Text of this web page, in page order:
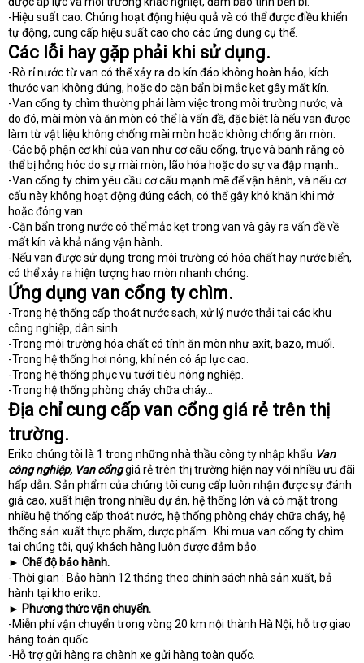
-Hiệu suất cao: Chúng hoạt động hiệu quả và có thể được điều khiển
tự động, cung cấp hiệu suất cao cho các ứng dụng cụ thể.
Các lỗi hay gặp phải khi sử dụng.
-Rò rỉ nước từ van có thể xảy ra do kín đáo không hoàn hảo, kích
thước van không đúng, hoặc do cặn bẩn bị mắc kẹt gây mất kín.
-Van cổng ty chìm thường phải làm việc trong môi trường nước, và
do đó, mài mòn và ăn mòn có thể là vấn đề, đặc biệt là nếu van được
làm từ vật liệu không chống mài mòn hoặc không chống ăn mòn.
-Các bộ phận cơ khí của van như cơ cấu cổng, trục và bánh răng có
thể bị hỏng hóc do sự mài mòn, lão hóa hoặc do sự va đập mạnh..
-Van cổng ty chìm yêu cầu cơ cấu mạnh mẽ để vận hành, và nếu cơ
cấu này không hoạt động đúng cách, có thể gây khó khăn khi mở
hoặc đóng van.
-Cặn bẩn trong nước có thể mắc kẹt trong van và gây ra vấn đề về
mất kín và khả năng vận hành.
-Nếu van được sử dụng trong môi trường có hóa chất hay nước biển,
có thể xảy ra hiện tượng hao mòn nhanh chóng.
Ứng dụng van cổng ty chìm.
-Trong hệ thống cấp thoát nước sạch, xử lý nước thải tại các khu
công nghiệp, dân sinh.
-Trong môi trường hóa chất có tính ăn mòn như axit, bazo, muối.
-Trong hệ thống hơi nóng, khí nén có áp lực cao.
-Trong hệ thống phục vụ tưới tiêu nông nghiệp.
-Trong hệ thống phòng cháy chữa cháy…
Địa chỉ cung cấp van cổng giá rẻ trên thị
trường.
Eriko chúng tôi là 1 trong những nhà thầu công ty nhập khẩu Van
công nghiệp, Van cổnggiá rẻ trên thị trường hiện nay với nhiều ưu đãi
hấp dẫn. Sản phẩm của chúng tôi cung cấp luôn nhận được sự đánh
giá cao, xuất hiện trong nhiều dự án, hệ thống lớn và có mặt trong
nhiều hệ thống cấp thoát nước, hệ thống phòng cháy chữa cháy, hệ
thống sản xuất thực phẩm, dược phẩm…Khi mua van cổng ty chìm
tại chúng tôi, quý khách hàng luôn được đảm bảo.
► Chế độ bảo hành.
-Thời gian : Bảo hành 12 tháng theo chính sách nhà sản xuất, bả
hành tại kho eriko.
► Phương thức vận chuyển.
-Miễn phí vận chuyển trong vòng 20 km nội thành Hà Nội, hỗ trợ giao
hàng toàn quốc.
-Hỗ trợ gửi hàng ra chành xe gửi hàng toàn quốc.